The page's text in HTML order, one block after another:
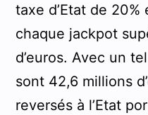
taxe d’Etat de
chaque jackpot
d’euros. Avec un
sont 42,6 millions
reversés à l’Etat